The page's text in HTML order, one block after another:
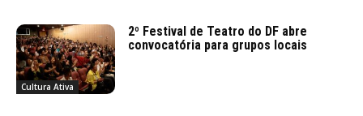
Cultura Ativa
2º Festival de Teatro do DF abre
convocatória para grupos locais